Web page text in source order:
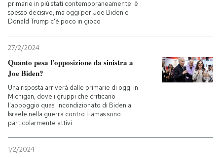
NEWSLETTER
I MIEI PREFERITI
SHOP
CALENDARIO
primarie in più stati contemporaneamente: è
spesso decisivo, ma oggi per Joe Biden e
Donald Trump c'è poco in gioco
27/2/2024
Quanto pesa l’opposizione da sinistra a
Joe Biden?
Una risposta arriverà dalle primarie di oggi in
Michigan, dove i gruppi che criticano
l'appoggio quasi incondizionato di Biden a
Israele nella guerra contro Hamas sono
particolarmente attivi
1/2/2024